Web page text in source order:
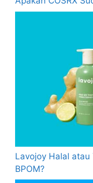
Lavojoy Halal
BPOM?